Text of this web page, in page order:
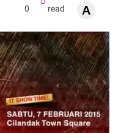
0
read
A